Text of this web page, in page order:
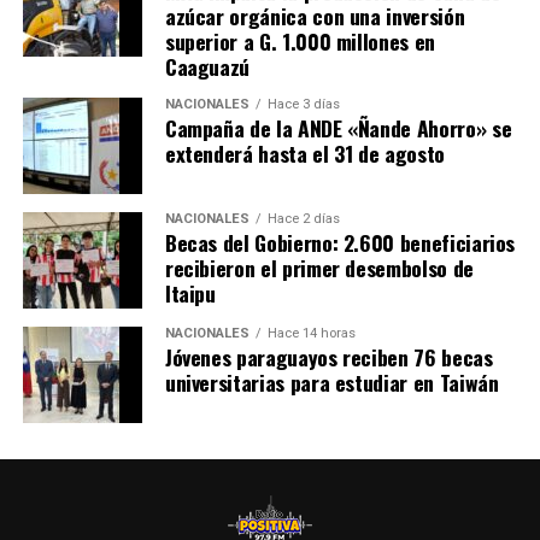
Por su parte, El gobernador de Caazapá, Cristian Acosta,
afirmó que la habilitación de este hospital especializado
es «un sueño que se está cumpliendo» y anunció que
próximamente se prevé habilitar también un centro
nefrológico, que actualmente se está construyendo
mediante una inversión de más de 3.000 millones de
guaraníes por parte de la Entidad Binacional Yacyretá.
azúcar orgánica con una inversión
superior a G. 1.000 millones en
Caaguazú
NACIONALES Hace 3 días
Campaña de la ANDE «Ñande Ahorro» se
extenderá hasta el 31 de agosto
NACIONALES Hace 2 días
Becas del Gobierno: 2.600 beneficiarios
recibieron el primer desembolso de
Itaipu
NACIONALES Hace 14 horas
Jóvenes paraguayos reciben 76 becas
universitarias para estudiar en Taiwán